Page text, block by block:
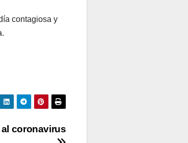
contagiosa y
coronavirus